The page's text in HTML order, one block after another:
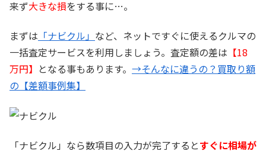
来ず大きな損をする事に…。
まずは 「ナビクル」 など、ネットですぐに使えるクルマの
一括査定サービスを利用しましょう。査定額の差は 【18
万円】 となる事もあります。 →そんなに違うの？買取り額
の【差額事例集】
「ナビクル」なら数項目の入力が完了するとすぐに相場が